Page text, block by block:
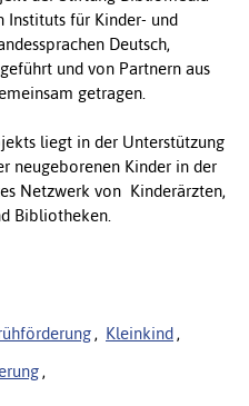
Instituts für Kinder- und
Deutsch,
und von Partnern aus
getragen.
liegt in der Unterstützung
neugeborenen Kinder in der
Netzwerk von Kinderärzten,
Bibliotheken.
, Kleinkind ,
,